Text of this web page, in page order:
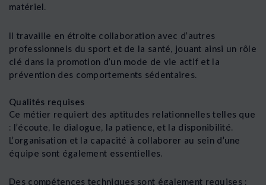
matériel.
Il travaille en étroite collaboration avec d’autres
professionnels du sport et de la santé, jouant ainsi un rôle
clé dans la promotion d’un mode de vie actif et la
prévention des comportements sédentaires.
Qualités requises
Ce métier requiert des aptitudes relationnelles telles que
: l’écoute, le dialogue, la patience, et la disponibilité.
L’organisation et la capacité à collaborer au sein d’une
équipe sont également essentielles.
Des compétences techniques sont également requises :